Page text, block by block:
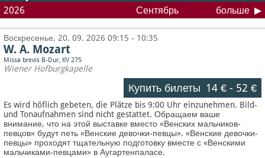
2026 Сентябрь больше
Воскресенье, 20. 09. 2026 09:15 - 10:35
W. A. Mozart
Missa brevis B-Dur, KV 275
Wiener Hofburgkapelle
Купить билеты 14 €- 52 €
Es wird höflich gebeten, die Plätze bis 9:00 Uhr einzunehmen. Bild-
und Tonaufnahmen sind nicht gestattet.Обращаем ваше
внимание, что на этой выставке вместо «Венских мальчиков-
певцов» будут петь «Венские девочки-певцы». «Венские девочки-
певцы» проходят тщательную подготовку вместе с «Венскими
мальчиками-певцами» в Аугартенпаласе.